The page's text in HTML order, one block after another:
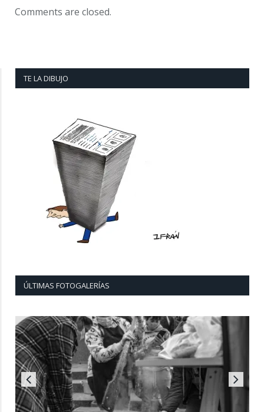
Comments are closed.
TE LA DIBUJO
ÚLTIMAS FOTOGALERÍAS